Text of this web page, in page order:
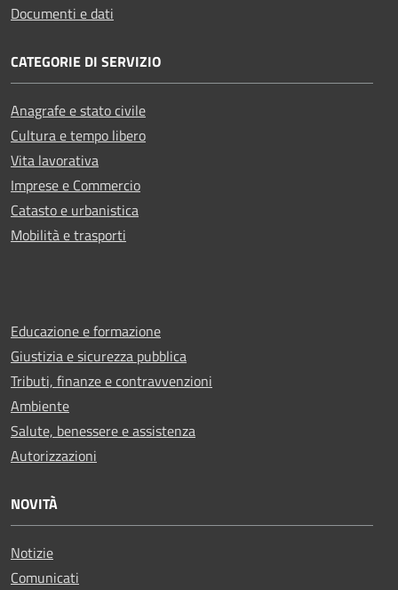
Documenti e dati
CATEGORIE DI SERVIZIO
Anagrafe e stato civile
Cultura e tempo libero
Vita lavorativa
Imprese e Commercio
Catasto e urbanistica
Mobilità e trasporti
Educazione e formazione
Giustizia e sicurezza pubblica
Tributi, finanze e contravvenzioni
Ambiente
Salute, benessere e assistenza
Autorizzazioni
NOVITÀ
Notizie
Comunicati